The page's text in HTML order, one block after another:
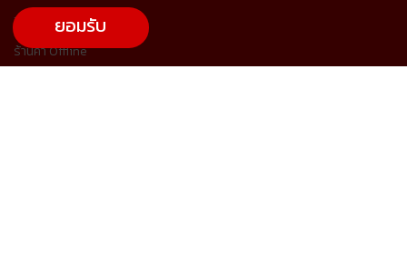
ขอราคาและสั่งซื้อสินค้า
ร้านค้า Offline
ยอมรับ